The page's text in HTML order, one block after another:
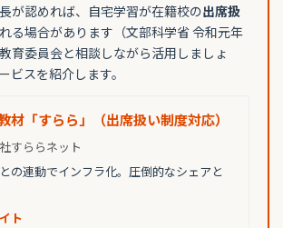
が認めれば、自宅学習が在籍校の出席扱
る場合があります（文部科学省 令和元年
育委員会と相談しながら活用しましょ
ビスを紹介します。
材「すらら」（出席扱い制度対応）
すららネット
の連動でインフラ化。圧倒的なシェアと
ト